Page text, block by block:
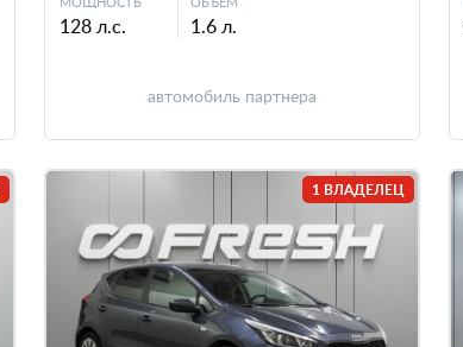
128 л.с. 1.6 л.
автомобиль партнера
1 ВЛАДЕЛЕЦ